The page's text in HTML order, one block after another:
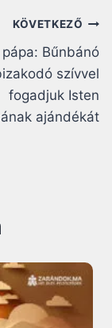
KÖVETKEZŐ
pápa: Bűnbánó
szívvel
fogadjuk Isten
ajándékát